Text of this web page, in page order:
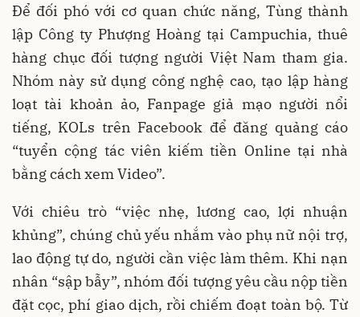
Để đối phó với cơ quan chức năng, Tùng thành
lập Công ty Phượng Hoàng tại Campuchia, thuê
hàng chục đối tượng người Việt Nam tham gia.
Nhóm này sử dụng công nghệ cao, tạo lập hàng
loạt tài khoản ảo, Fanpage giả mạo người nổi
tiếng, KOLs trên Facebook để đăng quảng cáo
“tuyển cộng tác viên kiếm tiền Online tại nhà
bằng cách xem Video”.
Với chiêu trò “việc nhẹ, lương cao, lợi nhuận
khủng”, chúng chủ yếu nhắm vào phụ nữ nội trợ,
lao động tự do, người cần việc làm thêm. Khi nạn
nhân “sập bẫy”, nhóm đối tượng yêu cầu nộp tiền
đặt cọc, phí giao dịch, rồi chiếm đoạt toàn bộ. Từ